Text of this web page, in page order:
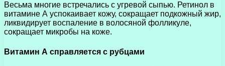
Весьма многие встречались с угревой сыпью. Ретинол в
витамине А успокаивает кожу, сокращает подкожный жир,
ликвидирует воспаление в волосяной фолликуле,
сокращает микробы на коже.
Витамин А справляется с рубцами